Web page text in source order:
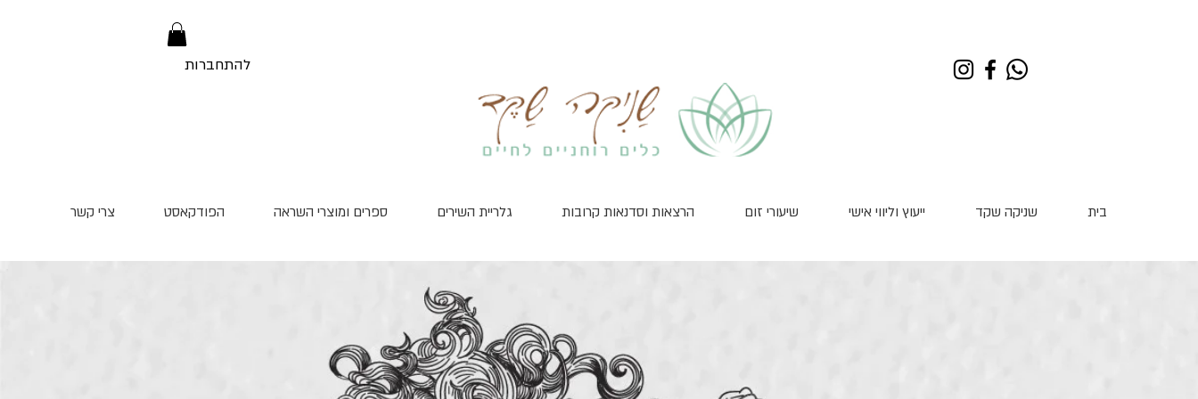
להתחברות
בית שניקה שקד ייעוץ וליווי אישי שיעורי זום הרצאות וסדנאות קרובות גלריית השירים ספרים ומוצרי השראה הפודקאסט צרי קשר